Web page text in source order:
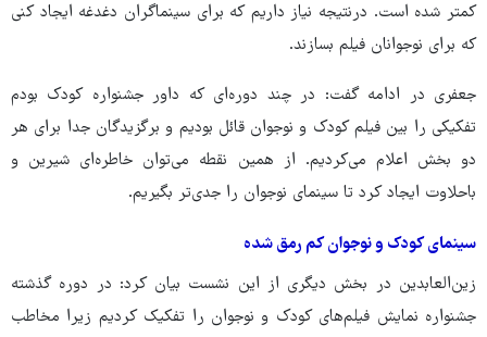
کمتر شده است. درنتیجه نیاز داریم که برای سینماگران دغدغه ایجاد کنی
که برای نوجوانان فیلم بسازند.
جعفری در ادامه گفت: در چند دوره‌ای که داور جشنواره کودک بودم
تفکیکی را بین فیلم‌ کودک و نوجوان قائل بودیم و برگزیدگان جدا برای هر
دو بخش اعلام می‌کردیم. از همین‌ نقطه می‌توان خاطره‌ای شیرین و
باحلاوت ایجاد کرد تا سینمای نوجوان را جدی‌تر بگیریم.
سینمای کودک و نوجوان کم رمق شده
زین‌العابدین در بخش دیگری از این نشست بیان کرد: در دوره گذشته
جشنواره نمایش فیلم‌های کودک و نوجوان را تفکیک کردیم زیرا مخاطب